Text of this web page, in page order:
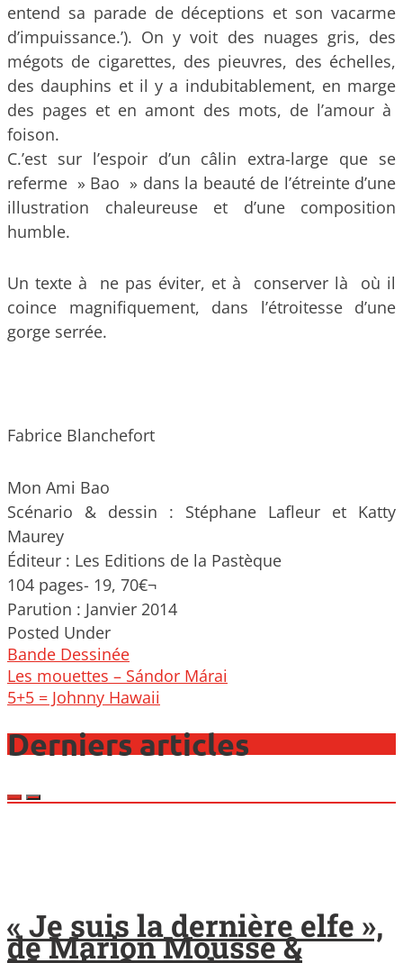
entend sa parade de déceptions et son vacarme
d’impuissance.’). On y voit des nuages gris, des
mégots de cigarettes, des pieuvres, des échelles,
des dauphins et il y a indubitablement, en marge
des pages et en amont des mots, de l’amour à
foison.
C.’est sur l’espoir d’un câlin extra-large que se
referme » Bao » dans la beauté de l’étreinte d’une
illustration chaleureuse et d’une composition
humble.
Un texte à ne pas éviter, et à conserver là où il
coince magnifiquement, dans l’étroitesse d’une
gorge serrée.
Fabrice Blanchefort
Mon Ami Bao
Scénario & dessin : Stéphane Lafleur et Katty
Maurey
Éditeur : Les Editions de la Pastèque
104 pages- 19, 70€¬
Parution : Janvier 2014
Posted Under
Bande Dessinée
Post
navigation
Les mouettes – Sándor Márai
5+5 = Johnny Hawaii
Derniers articles
« Je suis la dernière elfe »,
de Marion Mousse &